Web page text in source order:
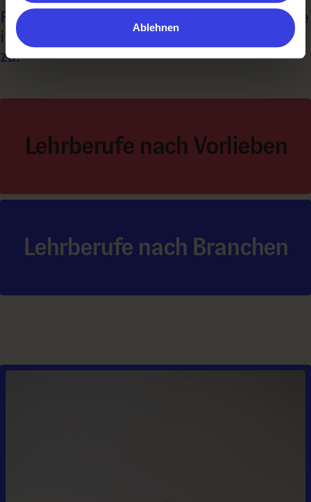
Ablehnen
Filtere die Lehrberufe nach A – Z oder stöbere
in den Branchen. Vielleicht sagt dir das mehr
zu:
Lehrberufe nach Vorlieben
Lehrberufe nach Branchen